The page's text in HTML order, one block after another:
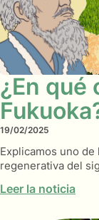
¿En qué
19/02/2025
Explicamos uno
regenerativa del
Leer la noticia